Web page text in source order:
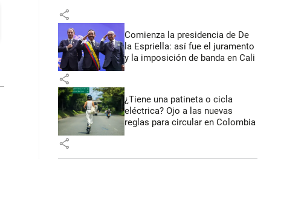
share
Comienza la presidencia de De
la Espriella: así fue el juramento
y la imposición de banda en Cali
share
¿Tiene una patineta o cicla
eléctrica? Ojo a las nuevas
reglas para circular en Colombia
share